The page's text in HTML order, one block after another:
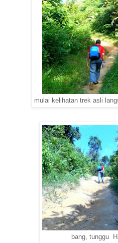
mulai kelihatan trek asli
bang, tunggu